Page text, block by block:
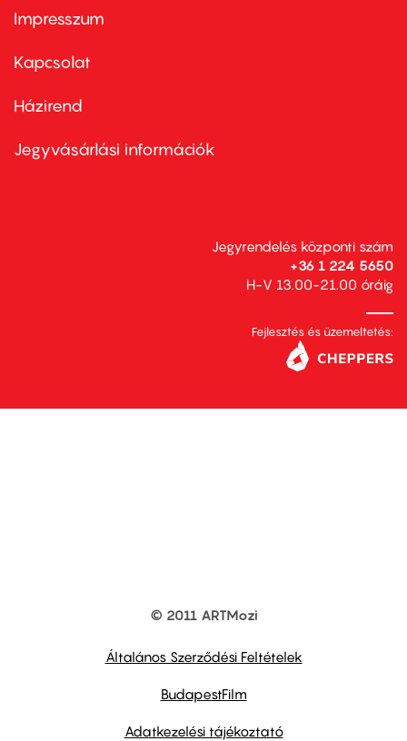
Footer
first
Impresszum
Kapcsolat
Footer
second
Házirend
Jegyvásárlási információk
Jegyrendelés központi szám
+36 1 224 5650
H-V 13.00-21.00 óráig
Fejlesztés és üzemeltetés:
© 2011 ARTMozi
Általános Szerződési Feltételek
BudapestFilm
Adatkezelési tájékoztató